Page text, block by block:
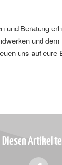
und Beratung
und
uns auf eure
Diesen Artikel